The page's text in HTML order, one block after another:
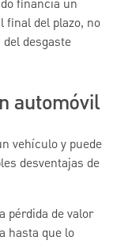
financia un
final del plazo, no
desgaste
automóvil
vehículo y puede
desventajas de
pérdida de valor
hasta que lo